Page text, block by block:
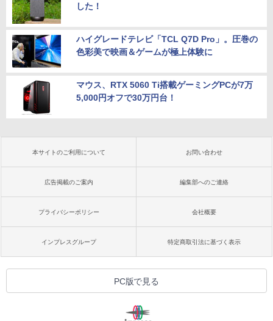
した！
ハイグレードテレビ「TCL Q7D Pro」。圧巻の
色彩美で映画＆ゲームが極上体験に
マウス、RTX 5060 Ti搭載ゲーミングPCが7万
5,000円オフで30万円台！
本サイトのご利用について お問い合わせ
広告掲載のご案内 編集部へのご連絡
プライバシーポリシー 会社概要
インプレスグループ 特定商取引法に基づく表示
PC版で見る